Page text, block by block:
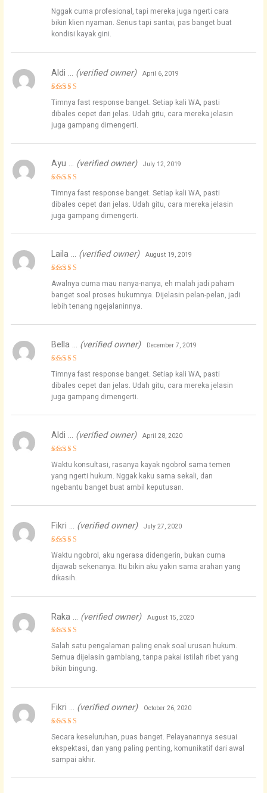
Rated
out of 5
Nggak cuma profesional, tapi mereka juga ngerti cara
bikin klien nyaman. Serius tapi santai, pas banget buat
kondisi kayak gini.
out of 5
Aldi … (verified owner) April 6, 2019
Timnya fast response banget. Setiap kali WA, pasti
dibales cepet dan jelas. Udah gitu, cara mereka jelasin
juga gampang dimengerti.
out of 5
Ayu … (verified owner) July 12, 2019
Timnya fast response banget. Setiap kali WA, pasti
dibales cepet dan jelas. Udah gitu, cara mereka jelasin
juga gampang dimengerti.
Rated
out of 5
Laila … (verified owner) August 19, 2019
Awalnya cuma mau nanya-nanya, eh malah jadi paham
banget soal proses hukumnya. Dijelasin pelan-pelan, jadi
lebih tenang ngejalaninnya.
5
out of 5
Bella … (verified owner) December 7, 2019
Timnya fast response banget. Setiap kali WA, pasti
dibales cepet dan jelas. Udah gitu, cara mereka jelasin
juga gampang dimengerti.
Rated
out of 5
Aldi … (verified owner) April 28, 2020
Waktu konsultasi, rasanya kayak ngobrol sama temen
yang ngerti hukum. Nggak kaku sama sekali, dan
ngebantu banget buat ambil keputusan.
Rated
out of 5
Fikri … (verified owner) July 27, 2020
Waktu ngobrol, aku ngerasa didengerin, bukan cuma
dijawab sekenanya. Itu bikin aku yakin sama arahan yang
dikasih.
Rated
out of 5
Raka … (verified owner) August 15, 2020
Salah satu pengalaman paling enak soal urusan hukum.
Semua dijelasin gamblang, tanpa pakai istilah ribet yang
bikin bingung.
out of 5
Fikri … (verified owner) October 26, 2020
Secara keseluruhan, puas banget. Pelayanannya sesuai
ekspektasi, dan yang paling penting, komunikatif dari awal
sampai akhir.